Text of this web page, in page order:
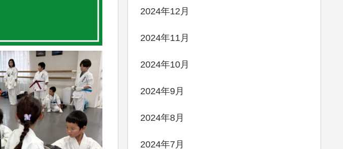
2024年12月
2024年11月
2024年10月
2024年9月
2024年8月
2024年7月